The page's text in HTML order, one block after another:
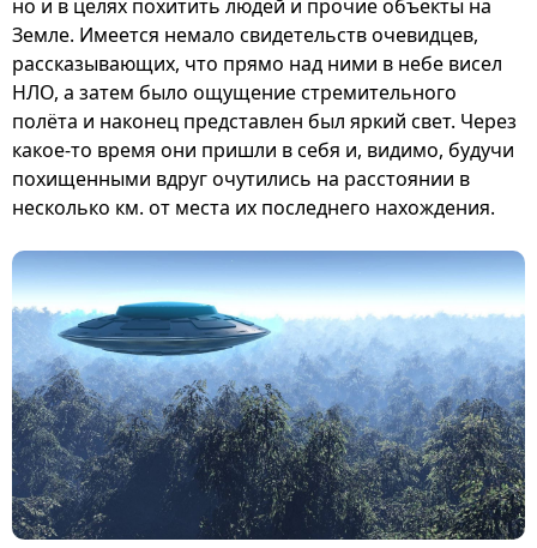
но и в целях похитить людей и прочие объекты на
Земле. Имеется немало свидетельств очевидцев,
рассказывающих, что прямо над ними в небе висел
НЛО, а затем было ощущение стремительного
полёта и наконец представлен был яркий свет. Через
какое-то время они пришли в себя и, видимо, будучи
похищенными вдруг очутились на расстоянии в
несколько км. от места их последнего нахождения.